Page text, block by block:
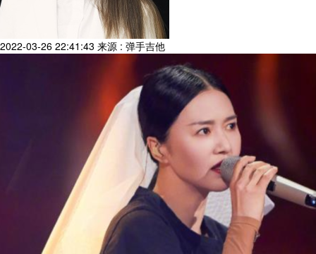
2022-03-26 22:41:43 来源 : 弹手吉他